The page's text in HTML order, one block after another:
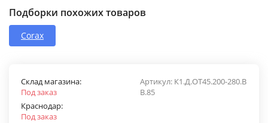
Подборки похожих товаров
Corax
Артикул: К1.Д.ОТ45.200-280.В
В.85
Склад магазина:
Под заказ
Краснодар:
Под заказ